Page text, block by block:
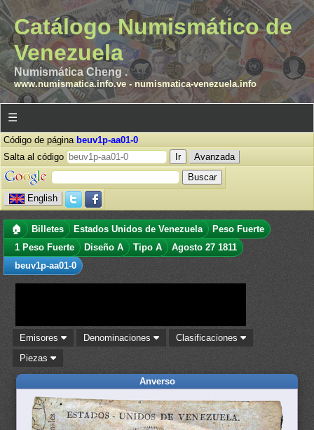
Catálogo Numismático de
Venezuela
Numismática Cheng .
www.numismatica.info.ve- numismatica-venezuela.info
☰
Código de página beuv1p-aa01-0
Salta al código
Avanzada
English
🏠 Billetes Estados Unidos de Venezuela
Peso Fuerte
1 Peso Fuerte
Diseño A Tipo A
Agosto 27 1811
beuv1p-aa01-0
Emisores Denominaciones
Clasificaciones
Piezas
Anverso